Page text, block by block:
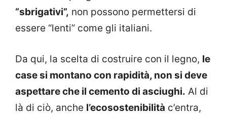
“sbrigativi”, non possono permettersi di
essere “lenti” come gli italiani.
Da qui, la scelta di costruire con il legno, le
case si montano con rapidità, non si deve
aspettare che il cemento di asciughi. Al di
là di ciò, anche l’ecosostenibilità c’entra,